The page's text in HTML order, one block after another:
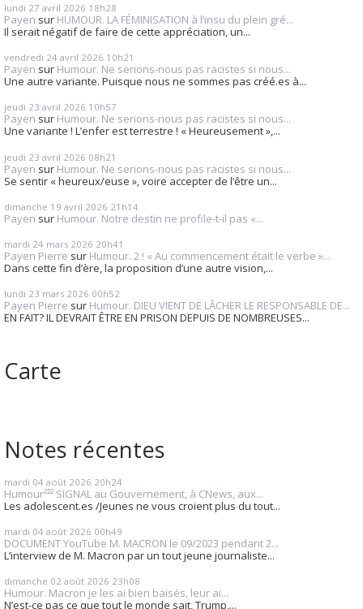
lundi 27 avril 2026 18h28
Payen sur HUMOUR. LA FÉMINISATION à l’insu du plein gré...
Il serait négatif de faire de cette appréciation, un...
vendredi 24 avril 2026 10h21
Payen sur Humour. Ne serions-nous pas racistes si nous...
Une autre variante. Puisque nous ne sommes pas créé.es à...
jeudi 23 avril 2026 10h57
Payen sur Humour. Ne serions-nous pas racistes si nous...
Une variante ! L’enfer est terrestre ! « Heureusement »,...
jeudi 23 avril 2026 08h21
Payen sur Humour. Ne serions-nous pas racistes si nous...
Se sentir « heureux/euse », voire accepter de l’être un...
dimanche 19 avril 2026 21h14
Payen sur Humour. Notre destin ne profile-t-il pas «...
mardi 24 mars 2026 20h41
Payen Pierre sur Humour. 2 ! « Au commencement était le verbe »...
Dans cette fin d’ère, la proposition d’une autre vision,...
lundi 23 mars 2026 00h52
Payen Pierre sur Humour. DIEU VIENT DE LÂCHER LE RESPONSABLE DE...
EN FAIT? IL DEVRAIT ÊTRE EN PRISON DEPUIS DE NOMBREUSES...
Carte
Notes récentes
mardi 04 août 2026 20h24
Humour²²² SIGNAL au Gouvernement, à CNews, aux...
Les adolescent.es /Jeunes ne vous croient plus du tout...
mardi 04 août 2026 00h49
DOCUMENT YouTube M. MACRON le 09/2023 pendant 2...
L’interview de M. Macron par un tout jeune journaliste...
dimanche 02 août 2026 23h08
Humour. Macron je les ai bien baisés, leur ai...
N’est-ce pas ce que tout le monde sait, Trump,...